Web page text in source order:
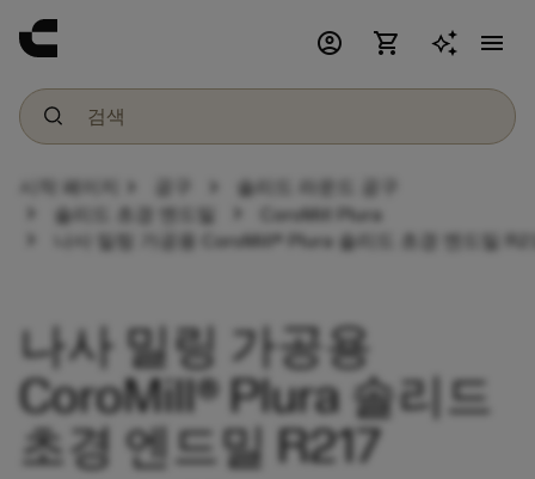
account_circle shopping_cart menu
chevron_right chevron_right 솔리드 라운드 공구
솔리드 초경 엔드밀 CoroMill Plura
chevron_right 나사 밀링 가공용 CoroMill® Plura 솔리드 초경 엔드밀
나사 밀링 가공용
CoroMill® Plura 솔리드
초경 엔드밀 R217